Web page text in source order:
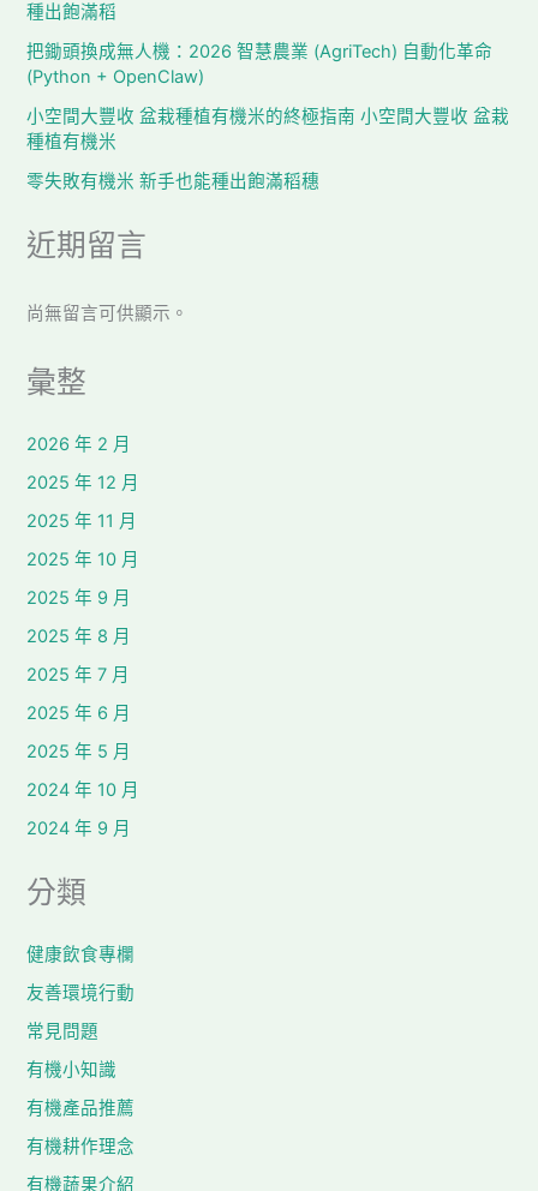
種出飽滿稻
把鋤頭換成無人機：2026 智慧農業 (AgriTech) 自動化革命
(Python + OpenClaw)
小空間大豐收 盆栽種植有機米的終極指南 小空間大豐收 盆栽
種植有機米
零失敗有機米 新手也能種出飽滿稻穗
近期留言
尚無留言可供顯示。
彙整
2026 年 2 月
2025 年 12 月
2025 年 11 月
2025 年 10 月
2025 年 9 月
2025 年 8 月
2025 年 7 月
2025 年 6 月
2025 年 5 月
2024 年 10 月
2024 年 9 月
分類
健康飲食專欄
友善環境行動
常見問題
有機小知識
有機產品推薦
有機耕作理念
有機蔬果介紹